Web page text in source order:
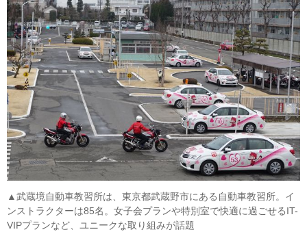
▲武蔵境自動車教習所は、東京都武蔵野市にある自動車教習所。イ
ンストラクターは85名。女子会プランや特別室で快適に過ごせるIT-
VIPプランなど、ユニークな取り組みが話題